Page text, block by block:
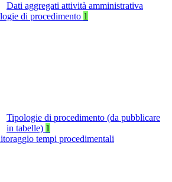
Dati aggregati attività amministrativa
di procedimento 1
Tipologie di procedimento (da pubblicare
in tabelle) 1
tempi procedimentali